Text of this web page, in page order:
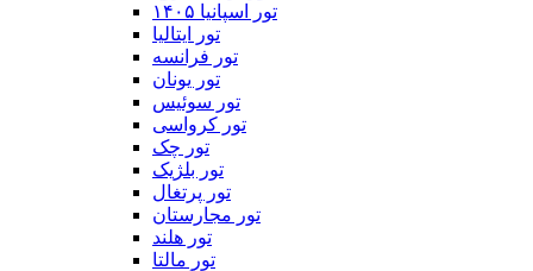
تور اسپانیا ۱۴۰۵
تور ایتالیا
تور فرانسه
تور یونان
تور سوئیس
تور کرواسی
تور چک
تور بلژیک
تور پرتغال
تور مجارستان
تور هلند
تور مالتا